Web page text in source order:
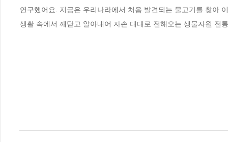
연구했어요. 지금은 우리나라에서 처음 발견되는 물고기를 찾아
생활 속에서 깨닫고 알아내어 자손 대대로 전해오는 생물자원 전